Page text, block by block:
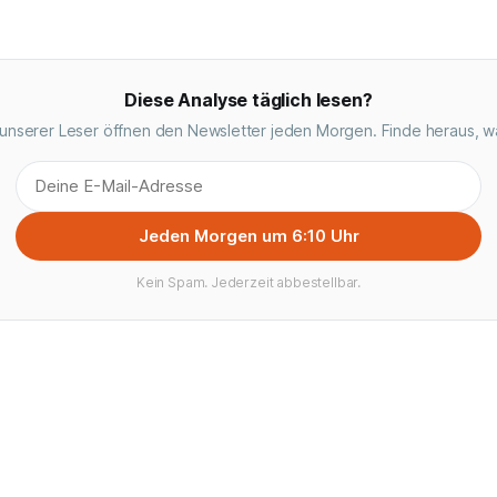
Diese Analyse täglich lesen?
Leser öffnen den Newsletter jeden Morgen. Finde heraus,
Jeden Morgen um 6:10 Uhr
Kein Spam. Jederzeit abbestellbar.